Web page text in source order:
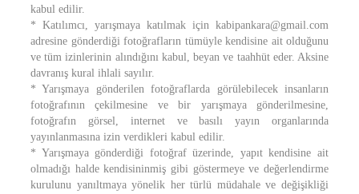
kabul edilir.
* Katılımcı, yarışmaya katılmak için kabipankara@gmail.com
adresine gönderdiği fotoğrafların tümüyle kendisine ait olduğunu
ve tüm izinlerinin alındığını kabul, beyan ve taahhüt eder. Aksine
davranış kural ihlali sayılır.
* Yarışmaya gönderilen fotoğraflarda görülebilecek insanların
fotoğrafının çekilmesine ve bir yarışmaya gönderilmesine,
fotoğrafın görsel, internet ve basılı yayın organlarında
yayınlanmasına izin verdikleri kabul edilir.
* Yarışmaya gönderdiği fotoğraf üzerinde, yapıt kendisine ait
olmadığı halde kendisininmiş gibi göstermeye ve değerlendirme
kurulunu yanıltmaya yönelik her türlü müdahale ve değişikliği